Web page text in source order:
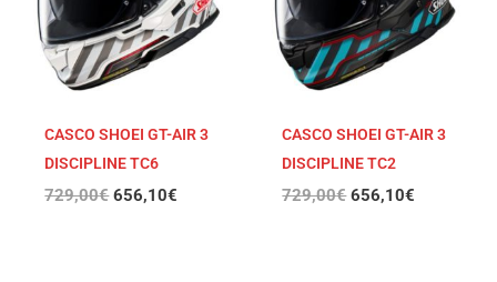
CASCO SHOEI GT-AIR 3
DISCIPLINE TC6
729,00€ 656,10€
CASCO SHOEI GT-AIR 3
DISCIPLINE TC2
729,00€ 656,10€